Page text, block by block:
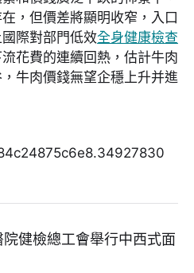
，但價差將顯明收窄，入口
際對部門低效全身健康檢查
花費的連續回熱，估計牛肉
牛肉價錢無望企穩上升并進
健檢總工會舉行中西式面